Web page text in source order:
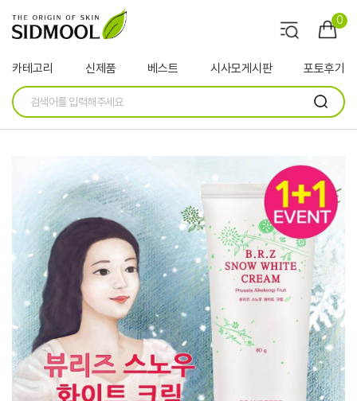
0
카테고리 신제품 베스트 시사모게시판 포토후기